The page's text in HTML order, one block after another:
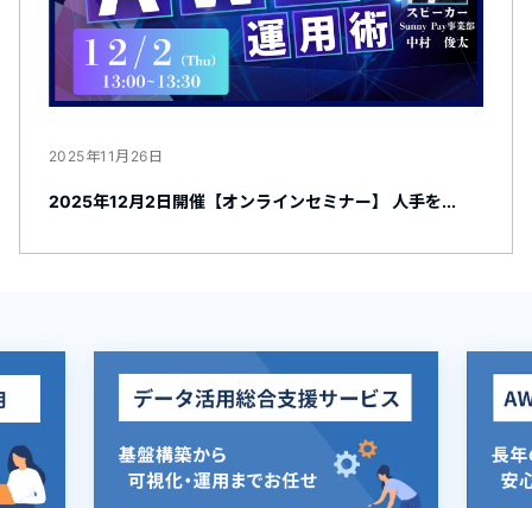
2025年11月26日
2025年12月2日開催【オンラインセミナー】 人手を...